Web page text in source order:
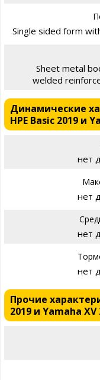
Single sided form
Sheet metal
welded
Динамические
HPE Basic 2019 и
нет
нет
нет
нет
Прочие
2019 и Yamaha XV